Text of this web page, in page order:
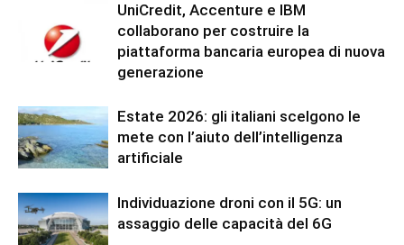
UniCredit, Accenture e IBM
collaborano per costruire la
piattaforma bancaria europea di nuova
generazione
Estate 2026: gli italiani scelgono le
mete con l’aiuto dell’intelligenza
artificiale
Individuazione droni con il 5G: un
assaggio delle capacità del 6G